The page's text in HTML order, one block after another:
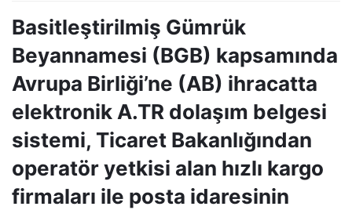
Basitleştirilmiş Gümrük
Beyannamesi (BGB) kapsamında
Avrupa Birliği’ne (AB) ihracatta
elektronik A.TR dolaşım belgesi
sistemi, Ticaret Bakanlığından
operatör yetkisi alan hızlı kargo
firmaları ile posta idaresinin